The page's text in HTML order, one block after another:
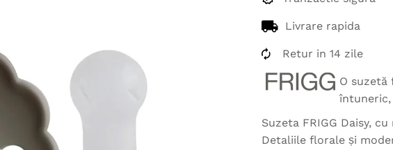
Livrare rapida
Retur in 14 zile
O
întuneric,
Suzeta FRIGG Daisy,
Detaliile florale și